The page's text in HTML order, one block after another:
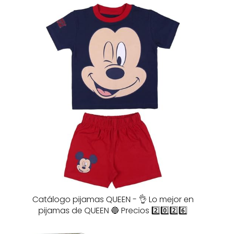
Catálogo pijamas QUEEN - 👌 Lo mejor en
pijamas de QUEEN 🔵 Precios 2️⃣0️⃣2️⃣6️⃣